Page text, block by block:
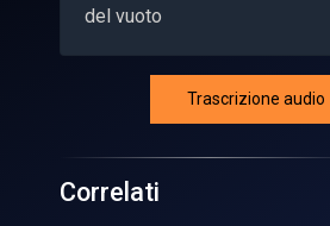
del vuoto
Trascrizione audio
Correlati